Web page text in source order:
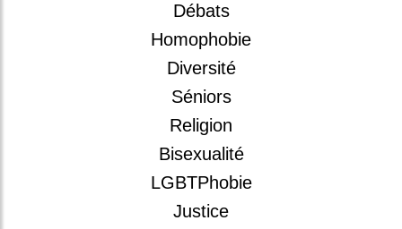
Débats
Homophobie
Diversité
Séniors
Religion
Bisexualité
LGBTPhobie
Justice